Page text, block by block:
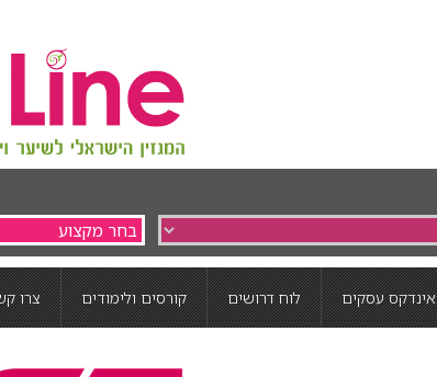
אינדקס עסקים לוח דרושים קורסים ולימודים צרו